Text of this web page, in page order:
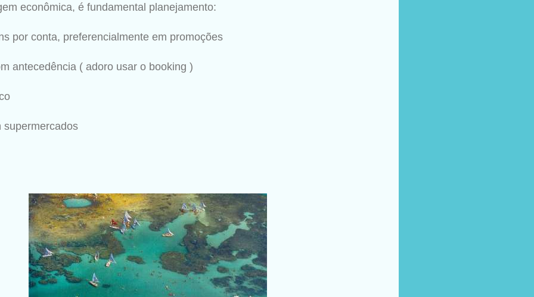
econômica, é fundamental planejamento:
por conta, preferencialmente em promoções
antecedência ( adoro usar o booking )
supermercados